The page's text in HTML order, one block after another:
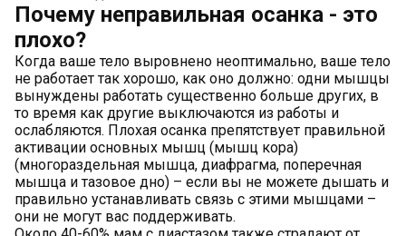
Почему неправильная осанка - это
плохо?
Когда ваше тело выровнено неоптимально, ваше тело
не работает так хорошо, как оно должно: одни мышцы
вынуждены работать существенно больше других, в
то время как другие выключаются из работы и
ослабляются. Плохая осанка препятствует правильной
активации основных мышц (мышц кора)
(многораздельная мышца, диафрагма, поперечная
мышца и тазовое дно) – если вы не можете дышать и
правильно устанавливать связь с этими мышцами –
они не могут вас поддерживать.